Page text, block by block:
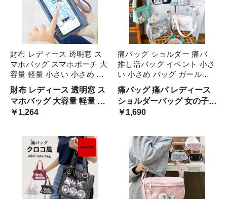
財布 レディース 透明窓 ス
マホバッグ スマホポーチ 大
容量 軽量 小さい 小さめ ミ
ニ ミニバッグ 無地 シンプ
ル お出かけ 日常 便利 おし
ゃれ カジュアル プレゼント
ギフト 誕 オールシーズン
財布 レディース 透明窓 ス
マホバッグ 大容量 軽量 小
さい 小さめ ミニ ミニバッ
￥1,264
痛バッグ ショルダー 痛バ
推し活バッグ イベント 小さ
い 小さめ バッグ ガールズ
推し活 イベント 透明バッグ
見せバッグ シンプル 推し
ビニールバッグ クリアバッ
グ オタク活 オタクバッグ
無地 シンプル おしゃれ バ
ッグ カバン
痛バッグ 痛バ レディース
ショルダーバッグ 女の子
軽量 推しバッグ 推し活 推
たば いたばっぐ 痛バック
デコ 透明 イベント お出か
け ディリー 日常 ギフト
￥1,690